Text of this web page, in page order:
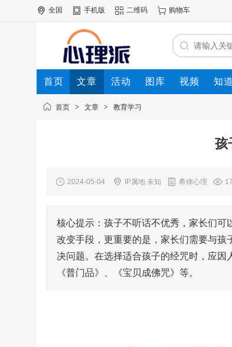
全国 手机版 二维码 购物车
首页 文章 活动 图库 视频 知道
首页 > 文章 > 教育学习
孩
2024-05-04 IP属地 未知 希律心理
核心提示：孩子不听话不优秀，家长们
改变手段，更重要的是，家长们需要与
决问题。在选择适合孩子的经咒时，应因
《普门品》、《宝贝成佛咒》等。